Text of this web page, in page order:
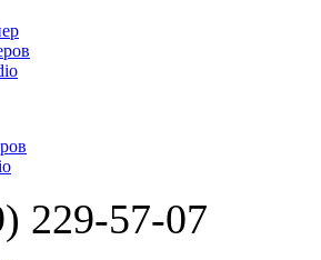
229-57-07